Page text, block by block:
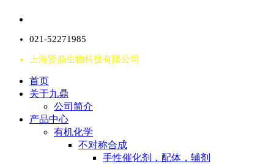
021-52271985
上海贤鼎生物科技有限公司
首页
关于九鼎
公司简介
产品中心
有机化学
不对称合成
手性催化剂，配体，辅剂